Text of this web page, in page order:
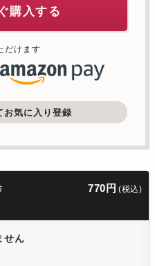
購入する
だけます
お気に入り登録
770円 (税込)
せん